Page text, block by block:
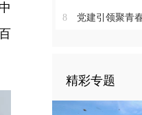
8 党建引领聚青
精彩专题